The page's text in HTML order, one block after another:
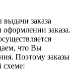
заказа
заказа.
что Вы
Поэтому заказы
схеме: